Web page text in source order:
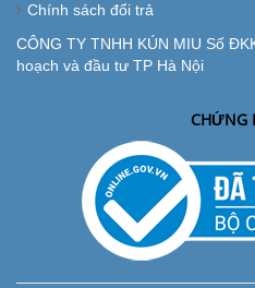
Chính sách đổi trả
CÔNG TY TNHH KÚN MIU Số
hoạch và đầu tư TP Hà Nội
CHỨNG